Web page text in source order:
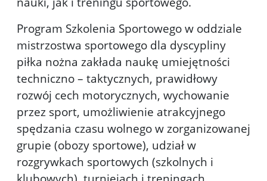
Program Szkolenia Sportowego w oddziale
mistrzostwa sportowego dla dyscypliny
piłka nożna zakłada naukę umiejętności
techniczno – taktycznych, prawidłowy
rozwój cech motorycznych, wychowanie
przez sport, umożliwienie atrakcyjnego
spędzania czasu wolnego w zorganizowanej
grupie (obozy sportowe), udział w
rozgrywkach sportowych (szkolnych i